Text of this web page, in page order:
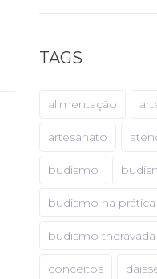
TAGS
alimentação
artesanato
budismo
budismo na prática
budismo theravada
conceitos